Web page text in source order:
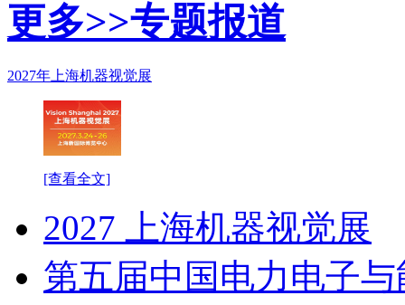
更多>>专题报道
2027年上海机器视觉展
[查看全文]
2027 上海机器视觉展
第五届中国电力电子